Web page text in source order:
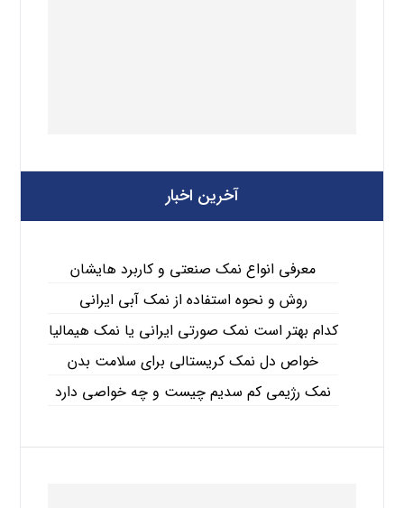
آخرین اخبار
معرفی انواع نمک صنعتی و کاربرد هایشان
روش و نحوه استفاده از نمک آبی ایرانی
کدام بهتر است نمک صورتی ایرانی یا نمک هیمالیا
خواص دل نمک کریستالی برای سلامت بدن
نمک رژیمی کم سدیم چیست و چه خواصی دارد